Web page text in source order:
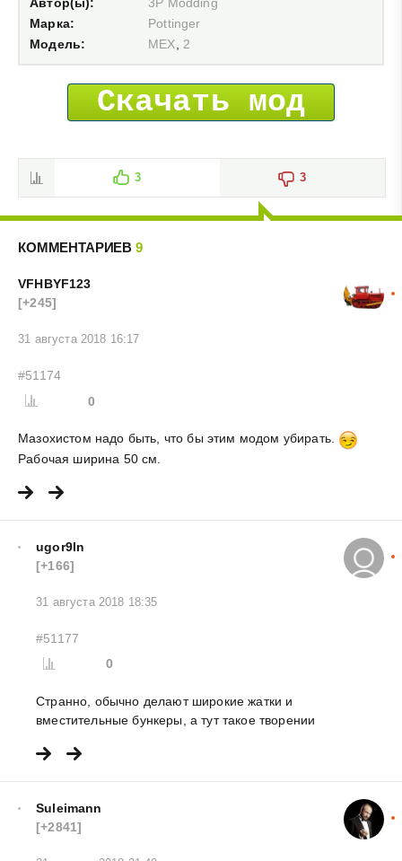
Автор(ы):
3P Modding
Марка:
Pottinger
Модель:
MEX, 2
Скачать мод
3 3
КОММЕНТАРИЕВ 9
VFHBYF123
[+245]
31 августа 2018 16:17
#51174
0
Мазохистом надо быть, что бы этим модом убирать.
Рабочая ширина 50 см.
ugor9ln
[+166]
31 августа 2018 18:35
#51177
0
Странно, обычно делают широкие жатки и
вместительные бункеры, а тут такое творении
Suleimann
[+2841]